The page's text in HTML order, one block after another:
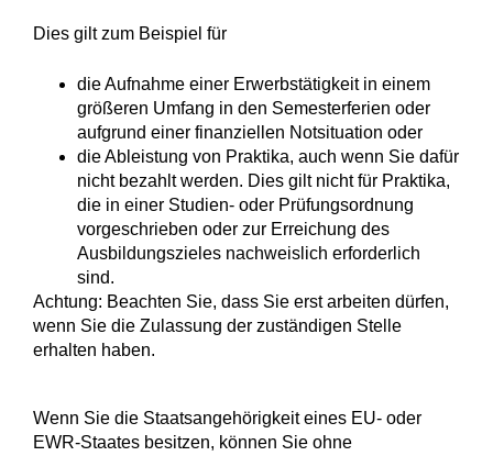
Dies gilt zum Beispiel für
die Aufnahme einer Erwerbstätigkeit in einem
größeren Umfang in den Semesterferien oder
aufgrund einer finanziellen Notsituation oder
die Ableistung von Praktika, auch wenn Sie dafür
nicht bezahlt werden. Dies gilt nicht für Praktika,
die in einer Studien- oder Prüfungsordnung
vorgeschrieben oder zur Erreichung des
Ausbildungszieles nachweislich erforderlich
sind.
Achtung: Beachten Sie, dass Sie erst arbeiten dürfen,
wenn Sie die Zulassung der zuständigen Stelle
erhalten haben.
Wenn Sie die Staatsangehörigkeit eines EU- oder
EWR-Staates besitzen, können Sie ohne